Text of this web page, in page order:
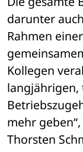
darunter
Rahmen
Kollegen
langjährigen,
mehr
Thorsten